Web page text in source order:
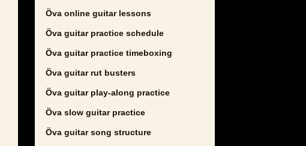
Öva online guitar lessons
Öva guitar practice schedule
Öva guitar practice timeboxing
Öva guitar rut busters
Öva guitar play-along practice
Öva slow guitar practice
Öva guitar song structure